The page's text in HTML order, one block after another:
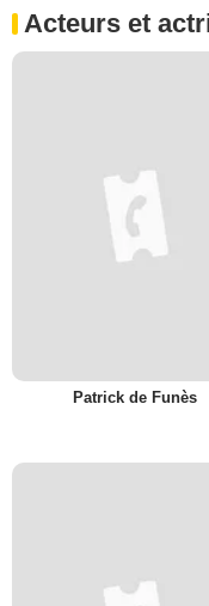
Acteurs et
Patrick de Funès